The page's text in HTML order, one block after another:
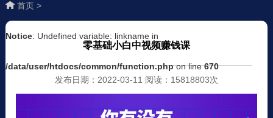
首页 >
Notice: Undefined variable: linkname in
/data/user/htdocs/common/function.phpon line670
零基础小白中视频赚钱课
发布日期：2022-03-11 阅读：15818803次